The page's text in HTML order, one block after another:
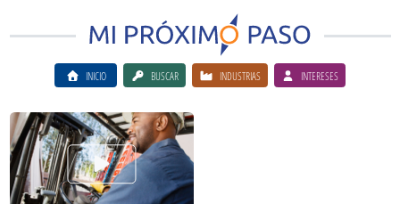
INICIO BUSCAR INDUSTRIAS INTERESES
Ver el vίdeo de la carrera